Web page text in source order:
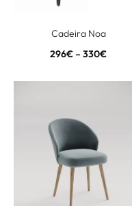
Cadeira Noa
296€– 330€